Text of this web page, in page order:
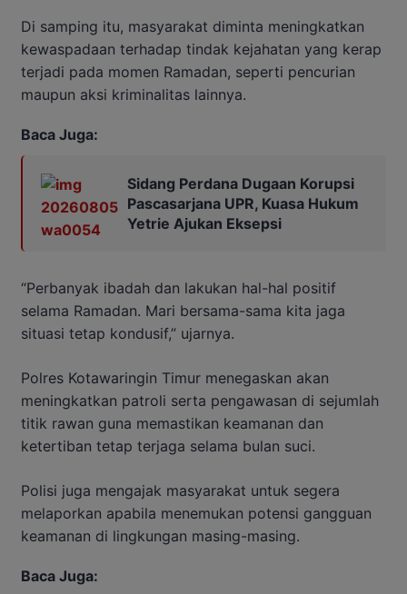
Di samping itu, masyarakat diminta meningkatkan
kewaspadaan terhadap tindak kejahatan yang kerap
terjadi pada momen Ramadan, seperti pencurian
maupun aksi kriminalitas lainnya.
Baca Juga:
Sidang Perdana Dugaan Korupsi
Pascasarjana UPR, Kuasa Hukum
Yetrie Ajukan Eksepsi
“Perbanyak ibadah dan lakukan hal-hal positif
selama Ramadan. Mari bersama-sama kita jaga
situasi tetap kondusif,” ujarnya.
Polres Kotawaringin Timur menegaskan akan
meningkatkan patroli serta pengawasan di sejumlah
titik rawan guna memastikan keamanan dan
ketertiban tetap terjaga selama bulan suci.
Polisi juga mengajak masyarakat untuk segera
melaporkan apabila menemukan potensi gangguan
keamanan di lingkungan masing-masing.
Baca Juga: